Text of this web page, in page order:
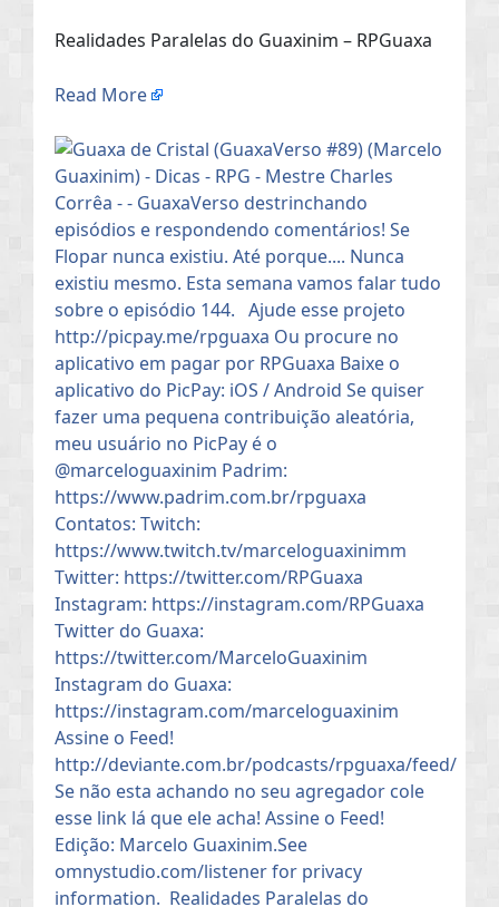
Realidades Paralelas do Guaxinim – RPGuaxa
Read More